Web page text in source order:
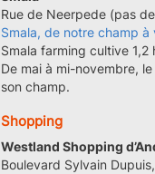
Rue de Neerpede (pas
Smala, de notre champ
Smala farming cultive
De mai à mi-novembre,
son champ.
Shopping
Westland Shopping
Boulevard Sylvain